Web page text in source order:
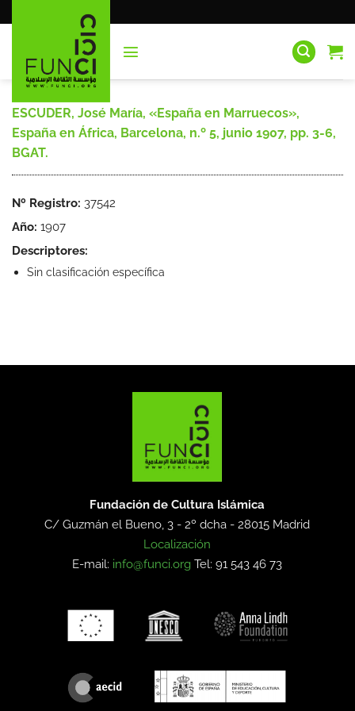
al
ESCUDER, José María, «España en Marruecos»,
España en África, Barcelona, n.º 5, junio 1907, pp. 3-6,
BGAT.
Nº Registro: 37542
Año: 1907
Descriptores:
Sin clasificación específica
Fundación de Cultura Islámica
C/ Guzmán el Bueno, 3 - 2º dcha -28015 Madrid
Localización
E-mail: info@funci.org Tel: 91 543 46 73